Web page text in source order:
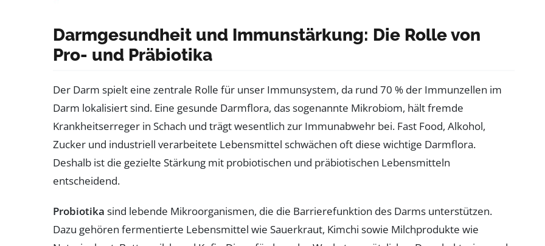
Darmgesundheit und Immunstärkung: Die Rolle von
Pro- und Präbiotika
Der Darm spielt eine zentrale Rolle für unser Immunsystem, da rund 70 % der Immunzellen im
Darm lokalisiert sind. Eine gesunde Darmflora, das sogenannte Mikrobiom, hält fremde
Krankheitserreger in Schach und trägt wesentlich zur Immunabwehr bei. Fast Food, Alkohol,
Zucker und industriell verarbeitete Lebensmittel schwächen oft diese wichtige Darmflora.
Deshalb ist die gezielte Stärkung mit probiotischen und präbiotischen Lebensmitteln
entscheidend.
Probiotika sind lebende Mikroorganismen, die die Barrierefunktion des Darms unterstützen.
Dazu gehören fermentierte Lebensmittel wie Sauerkraut, Kimchi sowie Milchprodukte wie